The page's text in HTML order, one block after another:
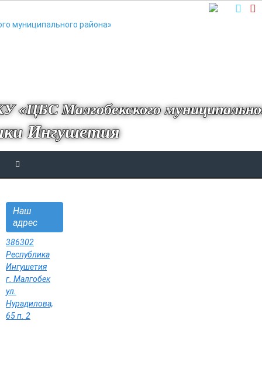
«ЦБС Малгобекского
Ингушетия
Наш
адрес
386302
Республика
Ингушетия
г. Малгобек
ул.
Нурадилова,
65 п. 2